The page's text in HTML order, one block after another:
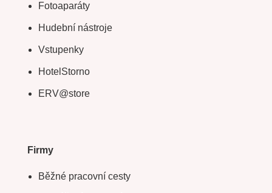
Fotoaparáty
Hudební nástroje
Vstupenky
HotelStorno
ERV@store
Firmy
Běžné pracovní cesty